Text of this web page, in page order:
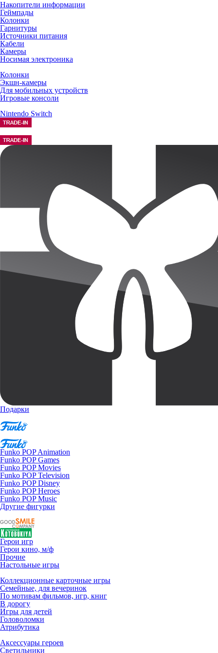
Накопители информации
Геймпады
Колонки
Гарнитуры
Источники питания
Кабели
Камеры
Носимая электроника
Колонки
Экшн-камеры
Для мобильных устройств
Игровые консоли
Nintendo Switch
Подарки
Funko POP Animation
Funko POP Games
Funko POP Movies
Funko POP Television
Funko POP Disney
Funko POP Heroes
Funko POP Music
Другие фигурки
Герои игр
Герои кино, м/ф
Прочие
Настольные игры
Коллекционные карточные игры
Семейные, для вечеринок
По мотивам фильмов, игр, книг
В дорогу
Игры для детей
Головоломки
Атрибутика
Аксессуары героев
Светильники